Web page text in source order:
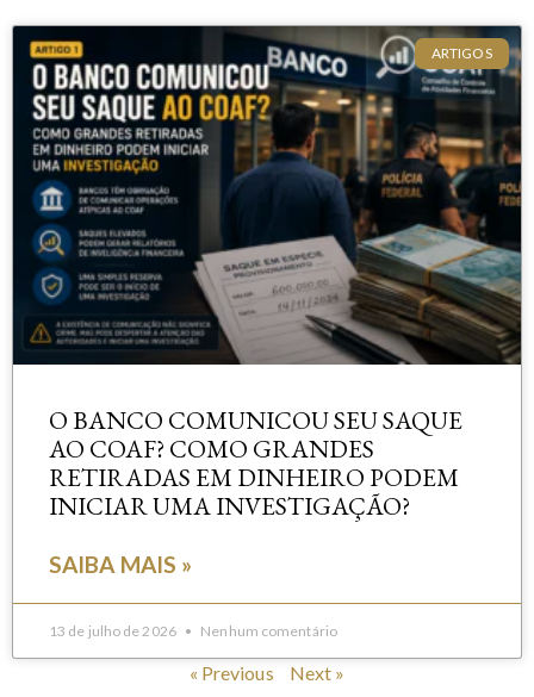
ARTIGOS
O BANCO COMUNICOU SEU SAQUE
AO COAF? COMO GRANDES
RETIRADAS EM DINHEIRO PODEM
INICIAR UMA INVESTIGAÇÃO?
SAIBA MAIS »
13 de julho de 2026 Nenhum comentário
« Previous Next »